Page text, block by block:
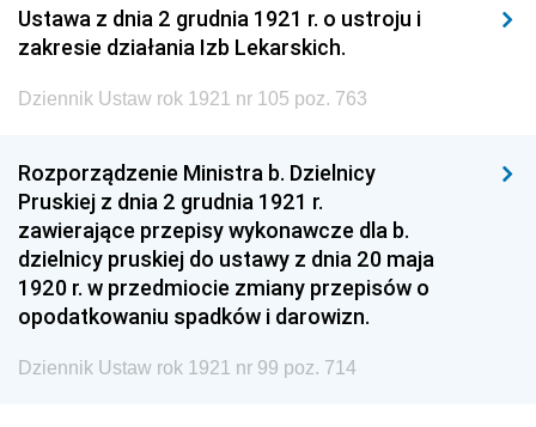
Ustawa z dnia 2 grudnia 1921 r. o ustroju i
zakresie działania Izb Lekarskich.
Dziennik Ustaw rok 1921 nr 105 poz. 763
Rozporządzenie Ministra b. Dzielnicy
Pruskiej z dnia 2 grudnia 1921 r.
zawierające przepisy wykonawcze dla b.
dzielnicy pruskiej do ustawy z dnia 20 maja
1920 r. w przedmiocie zmiany przepisów o
opodatkowaniu spadków i darowizn.
Dziennik Ustaw rok 1921 nr 99 poz. 714